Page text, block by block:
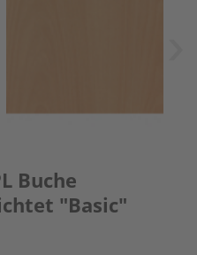
Buche
"Basic"